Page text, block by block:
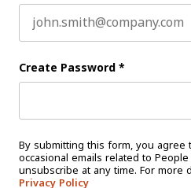
Create Password *
By submitting this form, you agree
occasional emails related to
unsubscribe at any time. For more
Privacy Policy